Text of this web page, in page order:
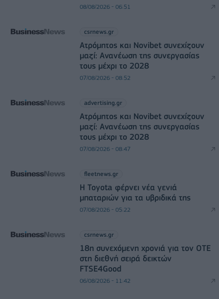
08/08/2026 - 06:51
csrnews.gr
Ατρόμητος και Novibet συνεχίζουν
μαζί: Ανανέωση της συνεργασίας
τους μέχρι το 2028
07/08/2026 - 08:52
advertising.gr
Ατρόμητος και Novibet συνεχίζουν
μαζί: Ανανέωση της συνεργασίας
τους μέχρι το 2028
07/08/2026 - 08:47
fleetnews.gr
Η Toyota φέρνει νέα γενιά
μπαταριών για τα υβριδικά της
07/08/2026 - 05:22
csrnews.gr
18η συνεχόμενη χρονιά για τον ΟΤΕ
στη διεθνή σειρά δεικτών
FTSE4Good
06/08/2026 - 11:42